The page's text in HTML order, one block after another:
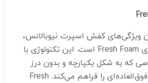
ویژگی‌های کفش اسپرت نیوبالانس،
استفاده از تکنولوژی Fresh Foam است. این تکنولوژی با
که به شکل یکپارچه و بدون درز
تولید شده، راحتی فوق‌العاده‌ای را فراهم می‌کند. Fresh